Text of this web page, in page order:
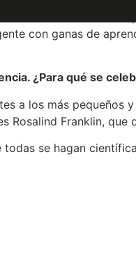
con ganas de
¿Para qué se
a los más pequeños
Rosalind Franklin, que
se hagan